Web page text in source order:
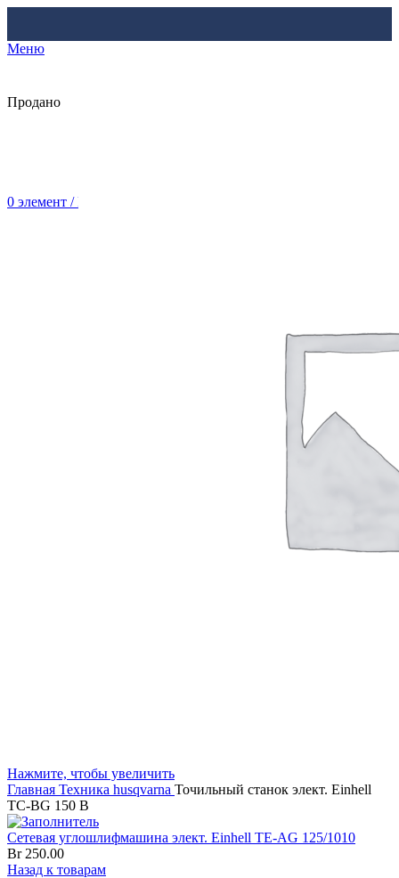
Меню
0 элемент / Br
Продано
Нажмите, чтобы увеличить
Главная Техника husqvarna Точильный станок элект. Einhell
TC-BG 150 B
Сетевая углошлифмашина элект. Einhell TE-AG 125/1010
Br250.00
Назад к товарам